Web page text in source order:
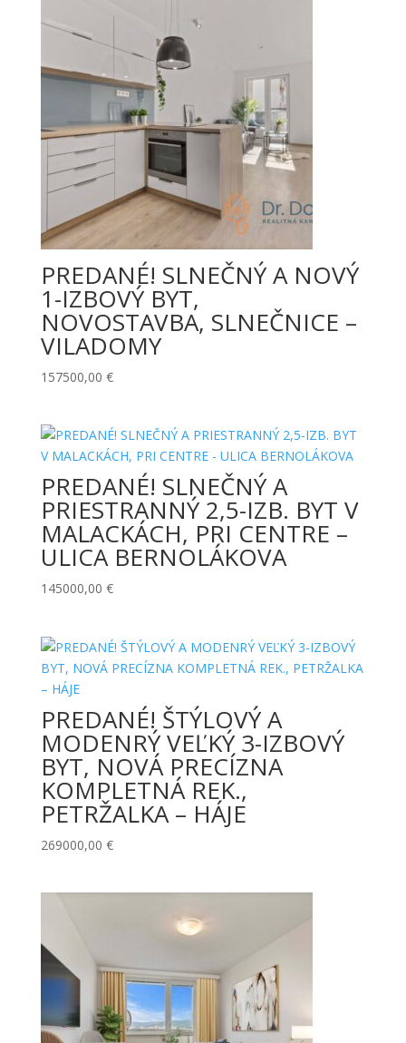
PREDANÉ! SLNEČNÝ A NOVÝ
1-IZBOVÝ BYT,
NOVOSTAVBA, SLNEČNICE –
VILADOMY
157500,00 €
PREDANÉ! SLNEČNÝ A
PRIESTRANNÝ 2,5-IZB. BYT V
MALACKÁCH, PRI CENTRE –
ULICA BERNOLÁKOVA
145000,00 €
PREDANÉ! ŠTÝLOVÝ A
MODENRÝ VEĽKÝ 3-IZBOVÝ
BYT, NOVÁ PRECÍZNA
KOMPLETNÁ REK.,
PETRŽALKA – HÁJE
269000,00 €